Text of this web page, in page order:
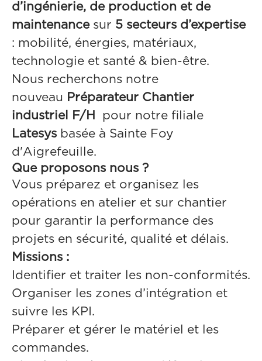
d’ingénierie, de production et de
maintenancesur 5 secteurs d’expertise
: mobilité, énergies, matériaux,
technologie et santé & bien-être.
Nous recherchons notre
nouveau Préparateur Chantier
industriel F/H
pour notre filiale
Latesys basée à Sainte Foy
d'Aigrefeuille.
Que proposons nous ?
Vous préparez et organisez les
opérations en atelier et sur chantier
pour garantir la performance des
projets en sécurité, qualité et délais.
Missions :
Identifier et traiter les non-conformités.
Organiser les zones d’intégration et
suivre les KPI.
Préparer et gérer le matériel et les
commandes.